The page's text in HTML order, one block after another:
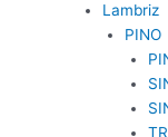
Lambriz
PINO